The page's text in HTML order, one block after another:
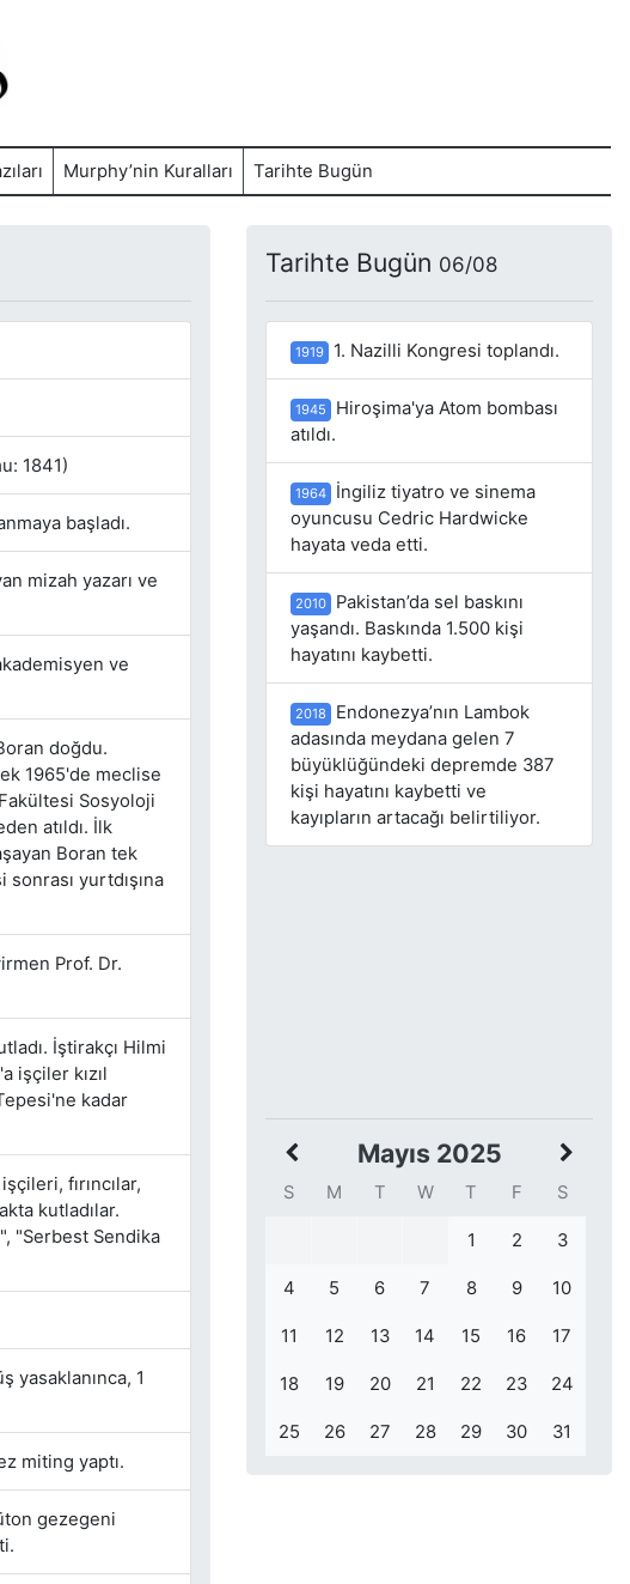
Murphy’nin Kuralları Tarihte Bugün
1841)
başladı.
mizah yazarı ve
ve
doğdu.
1965'de meclise
Sosyoloji
atıldı. İlk
Boran tek
yurtdışına
Prof. Dr.
İştirakçı Hilmi
işçiler kızıl
kadar
fırıncılar,
kutladılar.
"Serbest Sendika
yasaklanınca, 1
miting yaptı.
gezegeni
Tarihte Bugün 06/08
1919 1. Nazilli Kongresi toplandı.
1945
Hiroşima'ya Atom bombası
atıldı.
1964
İngiliz tiyatro ve sinema
oyuncusu Cedric Hardwicke
hayata veda etti.
2010
Pakistan’da sel baskını
yaşandı. Baskında 1.500 kişi
hayatını kaybetti.
2018
Endonezya’nın Lambok
adasında meydana gelen 7
büyüklüğündeki depremde 387
kişi hayatını kaybetti ve
kayıpların artacağı belirtiliyor.
Mayıs 2025
S M T W T F S
1 2 3
4 5 6 7 8 9 10
11 12 13 14 15 16 17
18 19 20 21 22 23 24
25 26 27 28 29 30 31